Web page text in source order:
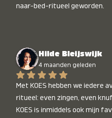
naar-bed-ritueel geworden.
Hilde Bleijswijk
4 maanden geleden
Met KOES hebben we iedere
ritueel: even zingen, even
KOES is inmiddels ook mijn